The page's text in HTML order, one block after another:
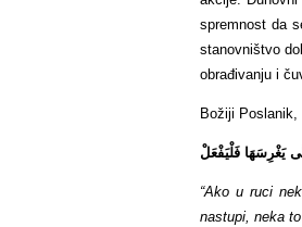
spremnost da
stanovništvo
obrađivanju i
Božiji
يَغْرِسَهَا فَلْيَفْعَلْ
“Ako u ruci
nastupi, neka